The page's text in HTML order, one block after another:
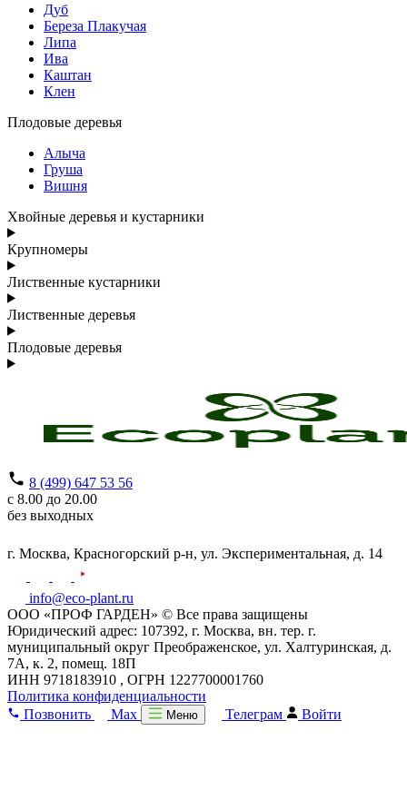
Дуб
Береза Плакучая
Липа
Ива
Каштан
Клен
Плодовые деревья
Алыча
Груша
Вишня
Хвойные деревья и кустарники
Крупномеры
Лиственные кустарники
Лиственные деревья
Плодовые деревья
8 (499) 647 53 56
с 8.00 до 20.00
без выходных
г. Москва, Красногорский р-н, ул. Экспериментальная, д. 14
info@eco-plant.ru
ООО «ПРОФ ГАРДЕН» © Все права защищены
Юридический адрес: 107392, г. Москва, вн. тер. г.
муниципальный округ Преображенское, ул. Халтуринская, д.
7А, к. 2, помещ. 18П
ИНН 9718183910 , ОГРН 1227700001760
Политика конфиденциальности
Позвонить
Max Меню Телеграм Войти